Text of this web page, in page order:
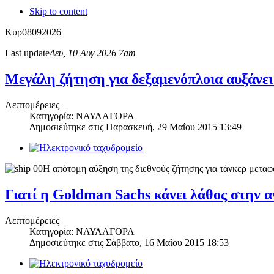
Skip to content
Κυρ08092026
Last updateΔευ, 10 Αυγ 2026 7am
Μεγάλη ζήτηση για δεξαμενόπλοια
Λεπτομέρειες
Κατηγορία: ΝΑΥΛΑΓΟΡΑ
Δημοσιεύτηκε στις Παρασκευή, 29 Μαΐου 2015 13:49
Η απότομη αύξηση της διεθνούς ζήτησης για τάνκερ
Γιατί η Goldman Sachs κάνει λάθος στην
Λεπτομέρειες
Κατηγορία: ΝΑΥΛΑΓΟΡΑ
Δημοσιεύτηκε στις Σάββατο, 16 Μαΐου 2015 18:53